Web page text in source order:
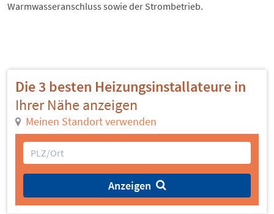
Warmwasseranschluss sowie der Strombetrieb.
Die 3 besten Heizungsinstallateure in
Ihrer Nähe anzeigen
Meinen Standort verwenden
Anzeigen